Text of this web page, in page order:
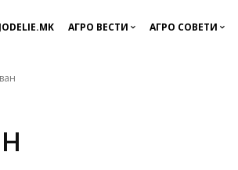
АГРО ВЕСТИ АГРО СОВЕТИ